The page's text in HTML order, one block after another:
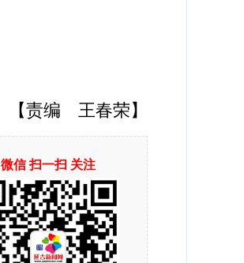
【责编 王春荣】
微信 扫一扫 关注